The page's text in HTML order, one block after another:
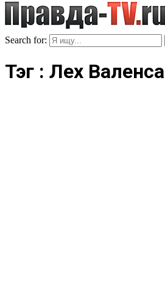
Search for:
Тэг : Лех Валенса